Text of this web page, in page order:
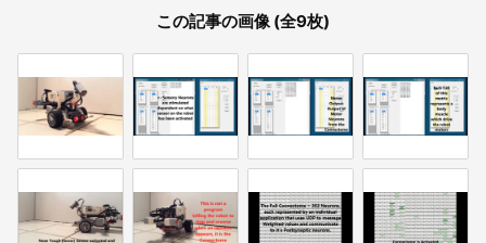
この記事の画像 (全9枚)